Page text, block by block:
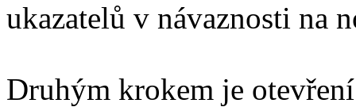
ukazatelů v návaznosti na
Druhým krokem je